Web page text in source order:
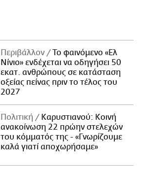
Περιβάλλον
Το φαινόμενο «Ελ
Νίνιο» ενδέχεται να οδηγήσει 50
εκατ. ανθρώπους σε κατάσταση
οξείας πείνας πριν το τέλος του
2027
Πολιτική
Καρυστιανού: Κοινή
ανακοίνωση 22 πρώην στελεχών
του κόμματός της - «Γνωρίζουμε
καλά γιατί αποχωρήσαμε»